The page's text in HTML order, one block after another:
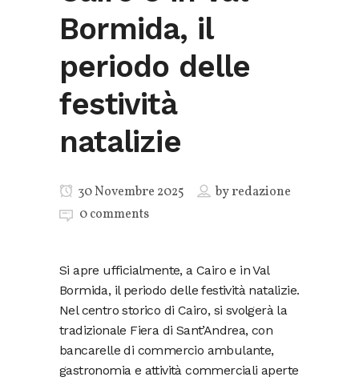
Bormida, il
periodo delle
festività
natalizie
30 Novembre 2025 byredazione
0 comments
Si apre ufficialmente, a Cairo e in Val
Bormida, il periodo delle festività natalizie.
Nel centro storico di Cairo, si svolgerà la
tradizionale Fiera di Sant’Andrea, con
bancarelle di commercio ambulante,
gastronomia e attività commerciali aperte